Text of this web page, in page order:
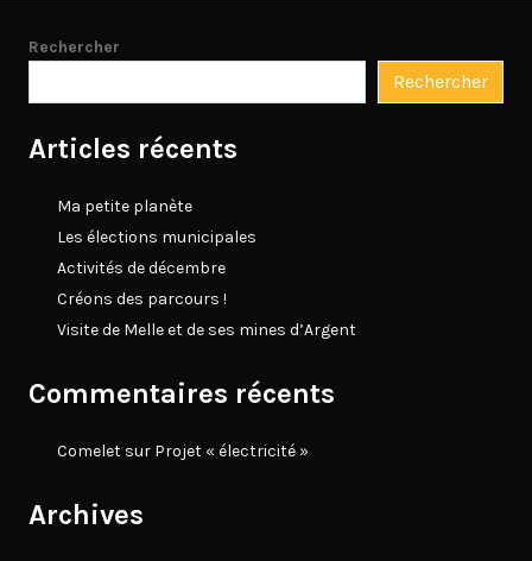
Rechercher
Rechercher
Articles récents
Ma petite planète
Les élections municipales
Activités de décembre
Créons des parcours !
Visite de Melle et de ses mines d’Argent
Commentaires récents
Comelet sur Projet « électricité »
Archives